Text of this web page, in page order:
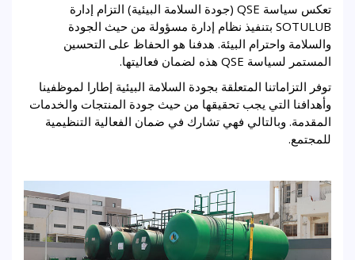
تعكس سياسة QSE (جودة السلامة البيئية) التزام إدارة
SOTULUB بتنفيذ نظام إدارة مسؤولة من حيث الجودة
والسلامة واحترام البيئة. هدفنا هو الحفاظ على التحسين
المستمر لسياسة QSE هذه لضمان فعاليتها.
توفر التزاماتنا المتعلقة بجودة السلامة البيئية إطارا لموظفينا
وأهدافنا التي يجب تحقيقها من حيث جودة المنتجات والخدمات
المقدمة. وبالتالي فهي تشارك في ضمان الفعالية التنظيمية
للمجتمع.